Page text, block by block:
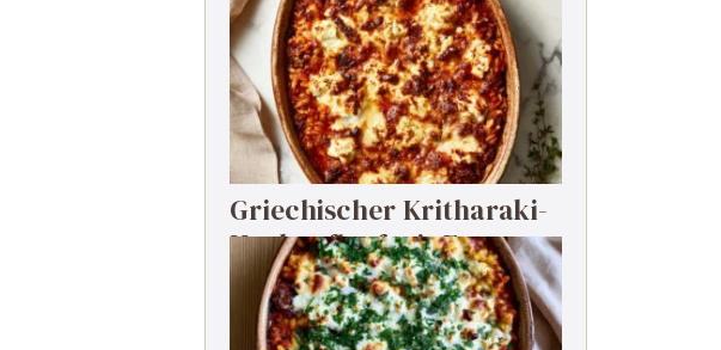
Griechischer Kritharaki-
Hackauflauf mit Feta